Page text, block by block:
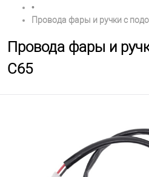
•
Провода фары и ручки с
Провода фары и
C65